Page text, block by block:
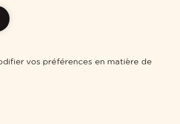
vos préférences en matière de